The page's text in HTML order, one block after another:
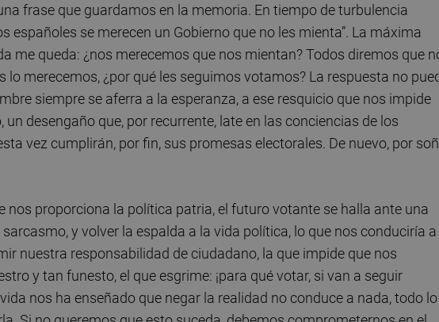
frase que guardamos en la memoria. En tiempo de turbulencia
españoles se merecen un Gobierno que no les mienta”. La máxima
me queda: ¿nos merecemos que nos mientan? Todos diremos que
lo merecemos, ¿por qué les seguimos votamos? La respuesta no
siempre se aferra a la esperanza, a ese resquicio que nos impide
un desengaño que, por recurrente, late en las conciencias de los
vez cumplirán, por fin, sus promesas electorales. De nuevo, por
nos proporciona la política patria, el futuro votante se halla ante una
y volver la espalda a la vida política, lo que nos conduciría a
nuestra responsabilidad de ciudadano, la que impide que nos
y tan funesto, el que esgrime: ¡para qué votar, si van a seguir
nos ha enseñado que negar la realidad no conduce a nada, todo lo